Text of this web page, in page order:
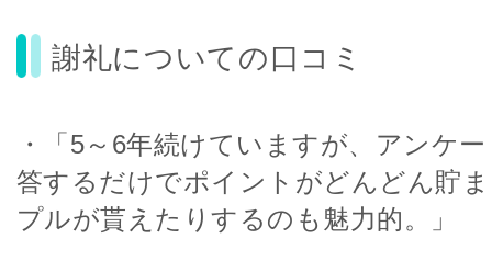
謝礼についての口コミ
・「5～6年続けていますが、アンケ
答するだけでポイントがどんどん貯
プルが貰えたりするのも魅力的。」